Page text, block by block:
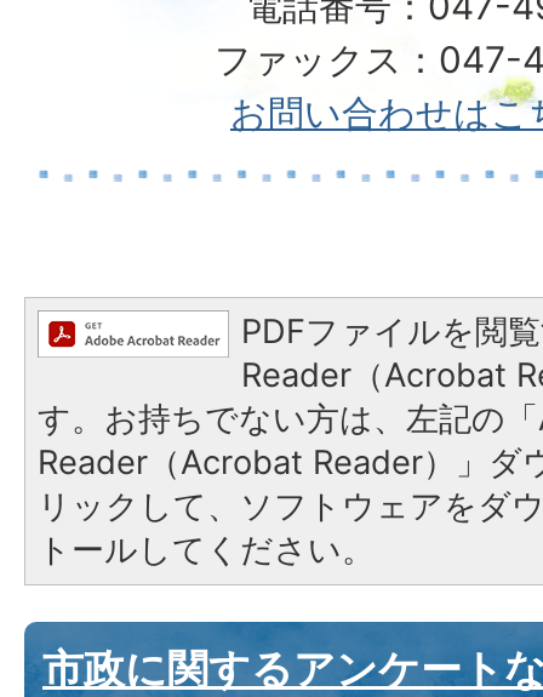
ファックス：047-
お問い合わせはこ
PDFファイルを閲
Reader（Acrobat
す。お持ちでない方は、左記の
Reader（Acrobat Reader）」ダ
リックして、ソフトウェアをダ
トールしてください。
市政に関するアンケート